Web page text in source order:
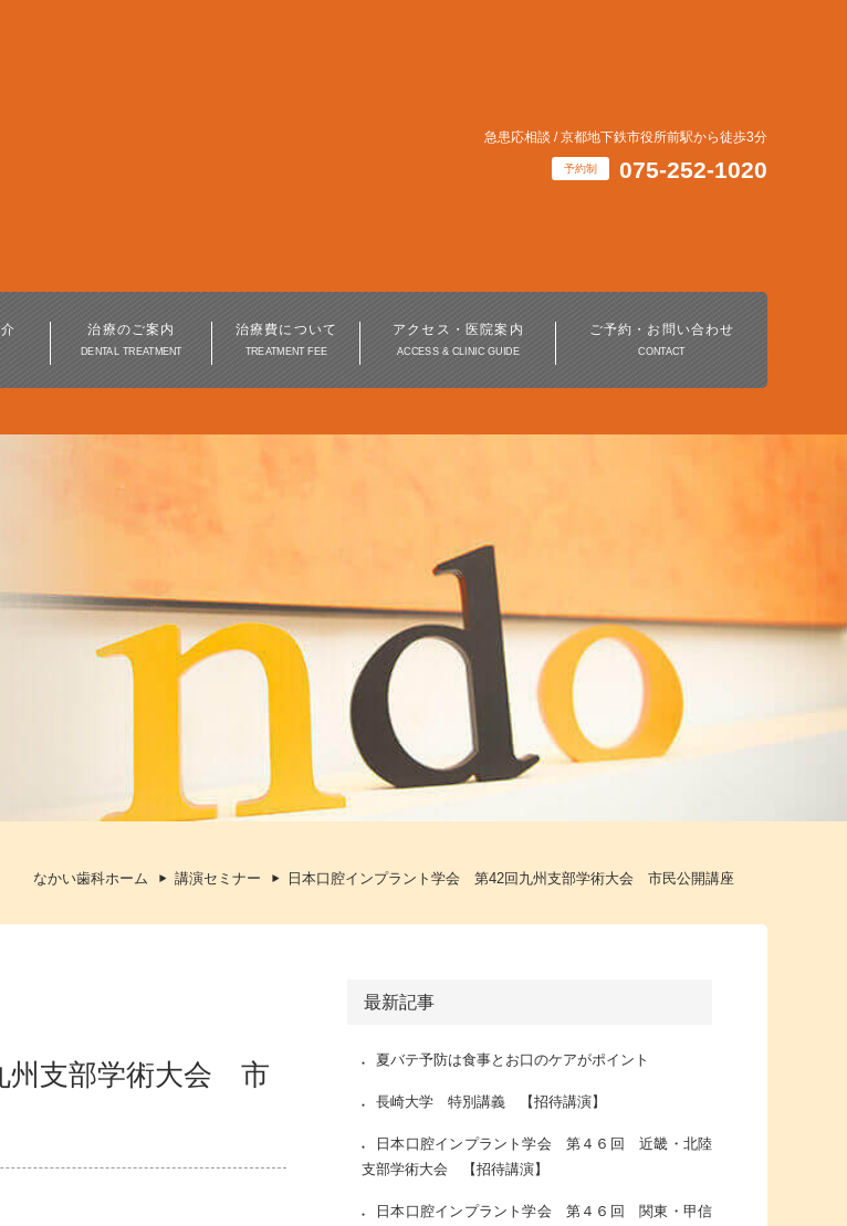
急患応相談 / 京都地下鉄市役所前駅から徒歩3分
予約制 075-252-1020
治療のご案内
DENTAL TREATMENT審美歯科・美容歯科 ホワイトニング
治療費について
TREATMENT FEE
アクセス・医院案内
ACCESS & CLINIC GUIDE
ご予約・お問い合わせ
CONTACT
なかい歯科ホーム 講演セミナー 日本口腔インプラント学会 第42回九州支部学術大会 市民公開講座
州支部学術大会 市
最新記事
夏バテ予防は食事とお口のケアがポイント
長崎大学 特別講義 【招待講演】
日本口腔インプラント学会 第４６回 近畿・北陸
支部学術大会 【招待講演】
日本口腔インプラント学会 第４６回 関東・甲信